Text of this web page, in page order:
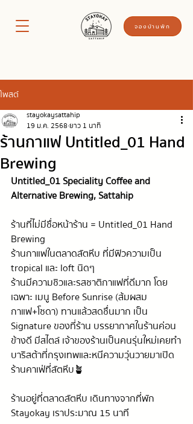
จองบ้านพัก
โพสต์
ร้านกาแฟ Untitled_01 Hand
Brewing
stayokaysattahip
19 ม.ค. 2568 ยาว 1 นาที
Untitled_01 Speciality Coffee and
Alternative Brewing, Sattahip
ร้านที่ไม่มีชื่อหน้าร้าน = Untitled_01 Hand
Brewing
ร้านกาแฟในตลาดสัตหีบ ที่มีฟิวความเป็น
tropical และ loft นิดๆ
ร้านมีความชิวและรสชาติกาแฟที่ดีมาก โดย
เฉพาะ เมนู Before Sunrise (ส้มผสม
กาแฟ+โซดา) ทานแล้วสดชื่นมาก เป็น
Signature ของที่ร้าน บรรยากาศในร้านค่อน
ข้างดี มีสไตล์ เจ้าของร้านเป็นคนรุ่นใหม่ เคยทำ
บาริสต้าที่กรุงเทพและหนีความวุ่นวายมาเปิด
ร้านคาเฟ่ที่สัตหีบ🪴
ร้านอยู่ที่ตลาดสัตหีบ เดินทางจากที่พัก
Stayokay เราประมาณ 15 นาที